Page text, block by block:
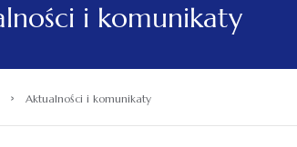
i komunikaty
› Aktualności i komunikaty